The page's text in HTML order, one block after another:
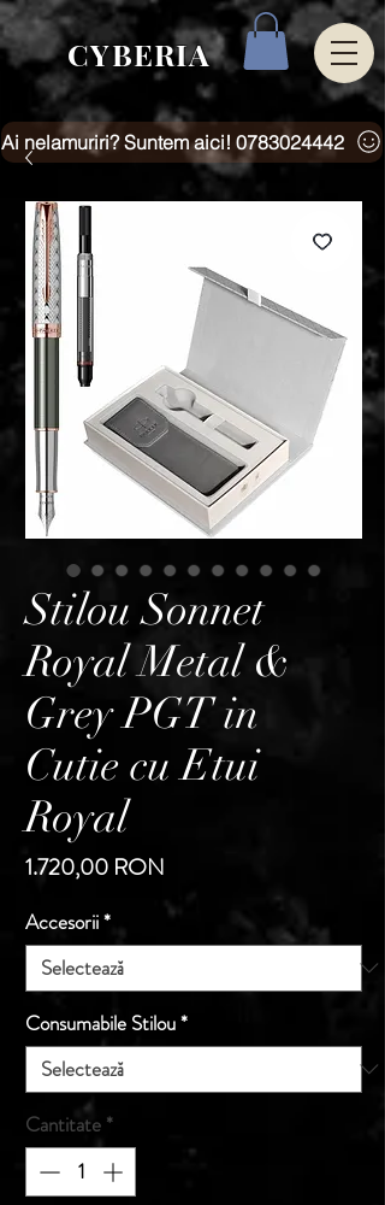
CYBERIA
Ai nelamuriri? Suntem aici! 0783024442
Stilou Sonnet
Royal Metal &
Grey PGT in
Cutie cu Etui
Royal
1.720,00 RON
Accesorii*
Consumabile Stilou*
Cantitate *